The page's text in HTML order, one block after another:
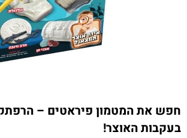
חפש את המטמון פיראטים –
בעקבות האוצר!